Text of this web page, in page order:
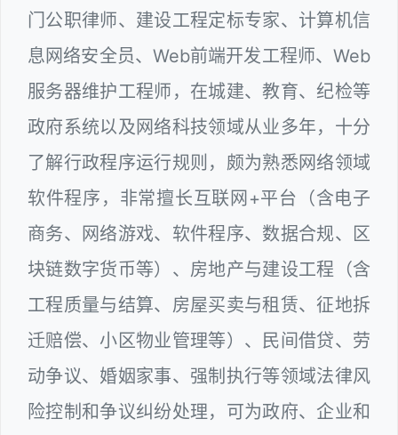
门公职律师、建设工程定标专家、计算机信
息网络安全员、Web前端开发工程师、Web
服务器维护工程师，在城建、教育、纪检等
政府系统以及网络科技领域从业多年，十分
了解行政程序运行规则，颇为熟悉网络领域
软件程序，非常擅长互联网+平台（含电子
商务、网络游戏、软件程序、数据合规、区
块链数字货币等）、房地产与建设工程（含
工程质量与结算、房屋买卖与租赁、征地拆
迁赔偿、小区物业管理等）、民间借贷、劳
动争议、婚姻家事、强制执行等领域法律风
险控制和争议纠纷处理，可为政府、企业和